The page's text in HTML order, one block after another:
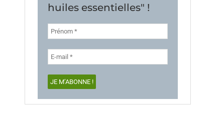
huiles essentielles" !